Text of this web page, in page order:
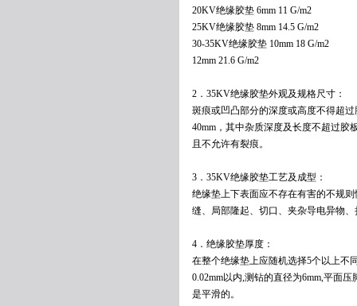
20KV绝缘胶垫 6mm 11 G/m2
25KV绝缘胶垫 8mm 14.5 G/m2
30-35KV绝缘胶垫 10mm 18 G/m2
12mm 21.6 G/m2
2．35KV绝缘胶垫外观及规格尺寸：
斑痕或凹凸部分的深度或高度不得超
40mm，其中杂质深度及长度不超过胶
且不允许有裂痕。
3．35KV绝缘胶垫工艺及成型：
绝缘垫上下表面应不存在有害的不规
缝、局部隆起、切口、夹杂导电异物
4．绝缘胶垫厚度：
在整个绝缘垫上应随机选择5个以上不
0.02mm以内,测钻的直径为6mm,平面
是平滑的。